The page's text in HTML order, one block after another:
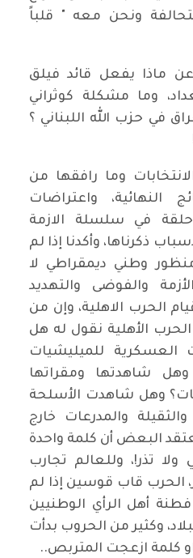
ونحن معه " قلباً
عن ماذا يفعل قائد فيلق
وما مشكلة كوثراني
في حزب الله اللبناني ؟
وما رافقها من
النهائية، واعتراضات
في سلسلة الازمة
ذكرناها، وأكدنا إذا لم
وطني ديمقراطي لا
والفوضى والتهديد
الحرب الاهلية، وإن من
الأهلية نقول له هل
للميليشيات
شاهدتها ومقراتها
وهل شاهدت الأسلحة
والمدرعات خارج
البعض أن كلمة واحدة
تذر!، وللعالم تجارب
الحرب قاب قوسين إذا لم
أهل الرأي الوطنيين
وكثير من الحروب بدأت
كلمة ازعجت المتربص..